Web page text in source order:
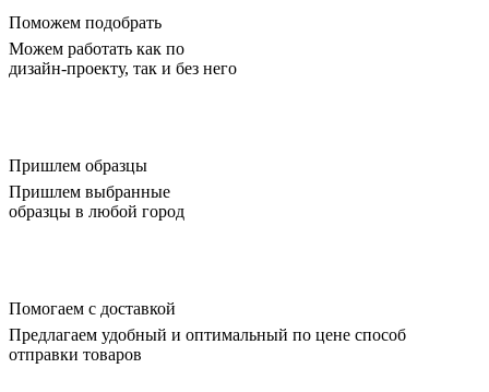
Поможем подобрать
Можем работать как по
дизайн-проекту, так и без него
Пришлем образцы
Пришлем выбранные
образцы в любой город
Помогаем с доставкой
Предлагаем удобный и оптимальный по цене способ
отправки товаров